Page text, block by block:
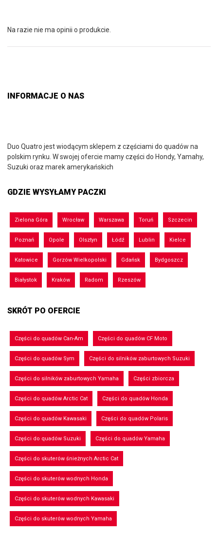
Na razie nie ma opinii o produkcie.
INFORMACJE O NAS
Duo Quatro jest wiodącym sklepem z częściami do quadów na
polskim rynku. W swojej ofercie mamy części do Hondy, Yamahy,
Suzuki oraz marek amerykańskich
GDZIE WYSYŁAMY PACZKI
Zielona Góra Wrocław Warszawa Toruń Szczecin
Poznań Opole Olsztyn Łódź Lublin Kielce
Katowice Gorzów Wielkopolski Gdańsk Bydgoszcz
Białystok Kraków Radom Rzeszów
SKRÓT PO OFERCIE
Części do quadów Can-Am Części do quadów CF Moto
Części do quadów Sym Części do silników zaburtowych Suzuki
Części do silników zaburtowych Yamaha Części zbiorcza
Części do quadów Arctic Cat Części do quadów Honda
Części do quadów Kawasaki Części do quadów Polaris
Części do quadów Suzuki Części do quadów Yamaha
Części do skuterów śnieżnych Arctic Cat
Części do skuterów wodnych Honda
Części do skuterów wodnych Kawasaki
Części do skuterów wodnych Yamaha